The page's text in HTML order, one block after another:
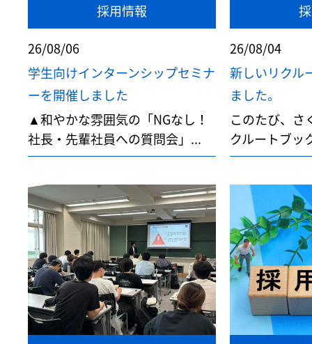
採用情報
26/08/06
学生向けインターンシップセミナ
ーを開催しました
▲和やかな雰囲気の「NGなし！
社長・先輩社員への質問会」...
26/08/04
新しいリクル
ました。
このたび、さ
クルートブッ